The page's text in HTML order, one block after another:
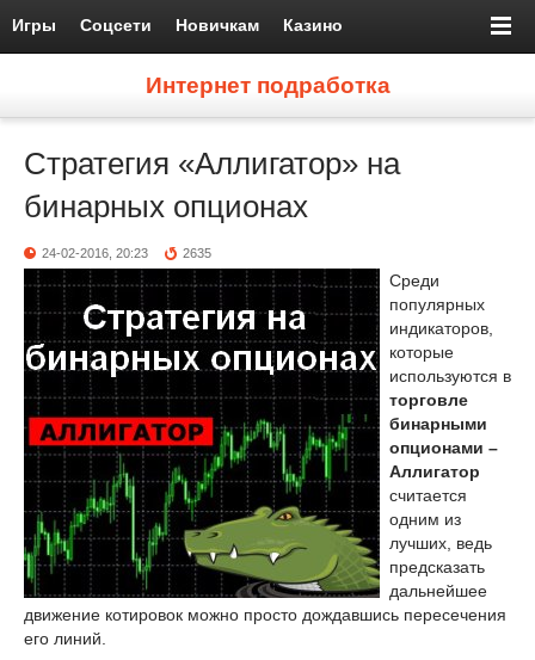
Игры Соцсети Новичкам Казино
Интернет подработка
Стратегия «Аллигатор» на
бинарных опционах
24-02-2016, 20:23 2635
Среди
популярных
индикаторов,
которые
используются в
торговле
бинарными
опционами –
Аллигатор
считается
одним из
лучших, ведь
предсказать
дальнейшее
движение котировок можно просто дождавшись пересечения
его линий.